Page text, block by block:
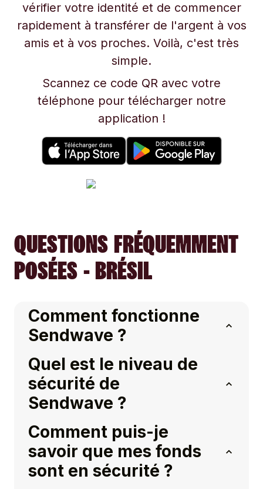
vérifier votre identité et de commencer
rapidement à transférer de l'argent à vos
amis et à vos proches. Voilà, c'est très
simple.
Scannez ce code QR avec votre
téléphone pour télécharger notre
application !
QUESTIONS FRÉQUEMMENT
POSÉES - BRÉSIL
Comment fonctionne
Sendwave ?
Quel est le niveau de
sécurité de
Sendwave ?
Comment puis-je
savoir que mes fonds
sont en sécurité ?